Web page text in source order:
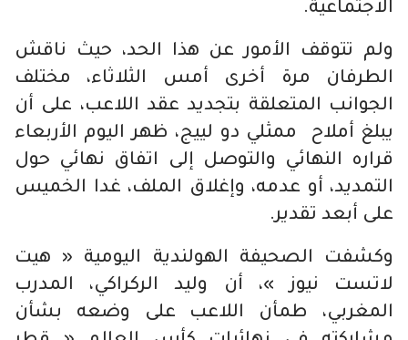
الاجتماعية.
ولم تتوقف الأمور عن هذا الحد، حيث ناقش
الطرفان مرة أخرى أمس الثلاثاء، مختلف
الجوانب المتعلقة بتجديد عقد اللاعب، على أن
يبلغ أملاح ممثلي دو لييج، ظهر اليوم الأربعاء
قراره النهائي والتوصل إلى اتفاق نهائي حول
التمديد، أو عدمه، وإغلاق الملف، غدا الخميس
على أبعد تقدير.
وكشفت الصحيفة الهولندية اليومية « هيت
لاتست نيوز »، أن وليد الركراكي، المدرب
المغربي، طمأن اللاعب على وضعه بشأن